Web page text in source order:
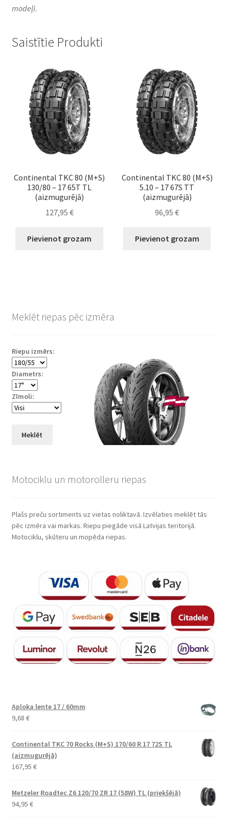
modeļi.
Saistītie Produkti
Continental TKC 80 (M+S)
130/80 – 17 65T TL
(aizmugurējā)
127,95 €
Pievienot grozam
Continental TKC 80 (M+S)
5.10 – 17 67S TT
(aizmugurējā)
96,95€
Pievienot grozam
Meklēt riepas pēc izmēra
Riepu izmērs:
Diametrs:
Zīmoli:
Meklēt
Motociklu un motorolleru riepas
Plašs preču sortiments uz vietas noliktavā. Izvēlaties meklēt tās
pēc izmēra vai markas. Riepu piegāde visā Latvijas teritorijā.
Motociklu, skūteru un mopēda riepas.
Aploka lente 17 / 60mm
9,68 €
Continental TKC 70 Rocks (M+S) 170/60 R 17 72S TL
(aizmugurējā)
167,95 €
Metzeler Roadtec Z6 120/70 ZR 17 (58W) TL (priekšējā)
94,95 €